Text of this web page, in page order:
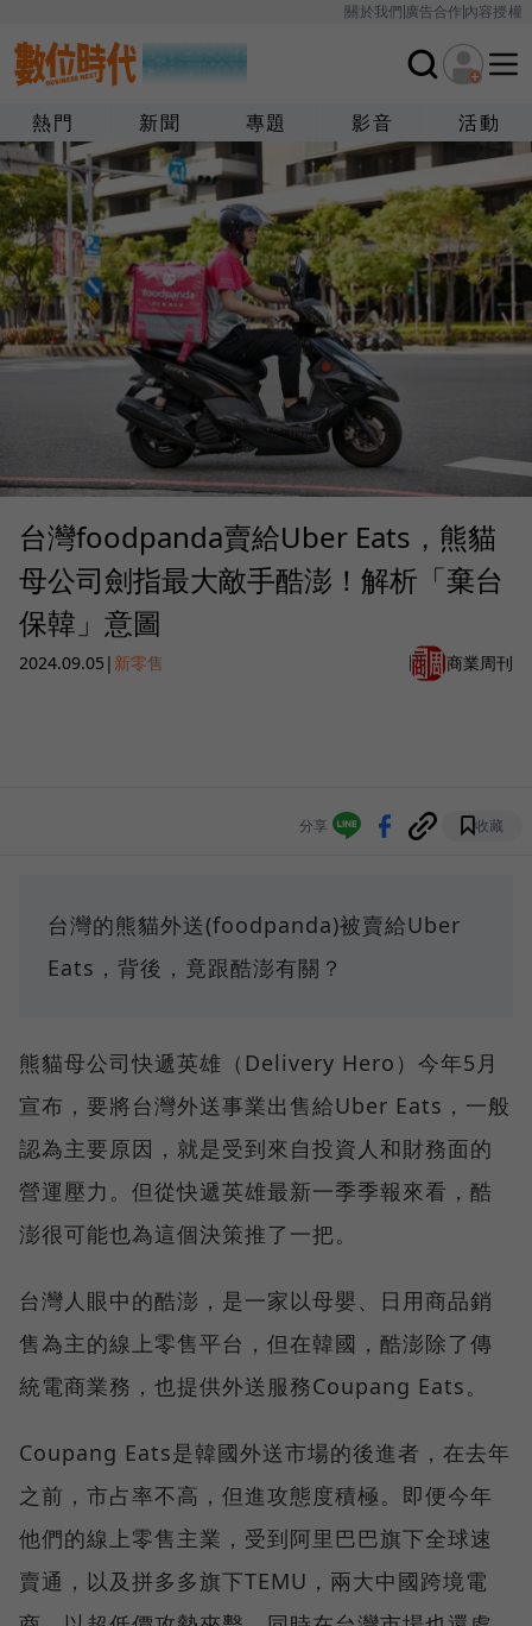
關於我們廣告合作內容授權
熱門 新聞 專題 影音 活動
台灣foodpanda賣給Uber Eats，熊貓
母公司劍指最大敵手酷澎！解析「棄台
保韓」意圖
2024.09.05 | 新零售 商業周刊
分享 收藏
台灣的熊貓外送(foodpanda)被賣給Uber
Eats，背後，竟跟酷澎有關？
熊貓母公司快遞英雄（Delivery Hero）今年5月
宣布，要將台灣外送事業出售給Uber Eats，一般
認為主要原因，就是受到來自投資人和財務面的
營運壓力。但從快遞英雄最新一季季報來看，酷
澎很可能也為這個決策推了一把。
台灣人眼中的酷澎，是一家以母嬰、日用商品銷
售為主的線上零售平台，但在韓國，酷澎除了傳
統電商業務，也提供外送服務Coupang Eats。
Coupang Eats是韓國外送市場的後進者，在去年
之前，市占率不高，但進攻態度積極。即便今年
他們的線上零售主業，受到阿里巴巴旗下全球速
賣通，以及拼多多旗下TEMU，兩大中國跨境電